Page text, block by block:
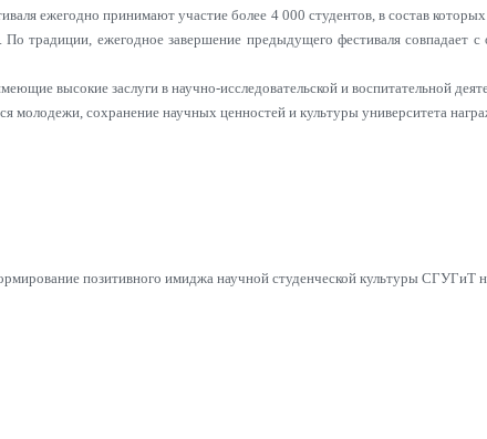
ежегодно принимают участие более 4 000 студентов, в состав
традиции, ежегодное завершение предыдущего фестиваля совпадает
высокие заслуги в научно-исследовательской и воспитательной
молодежи, сохранение научных ценностей и культуры университета
позитивного имиджа научной студенческой культуры СГУГиТ